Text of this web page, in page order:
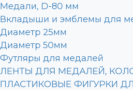
Медали, D-80 мм
Вкладыши и эмблемы для
Диаметр 25мм
Диаметр 50мм
Футляры для медалей
ЛЕНТЫ ДЛЯ МЕДАЛЕЙ,
ПЛАСТИКОВЫЕ ФИГУРКИ